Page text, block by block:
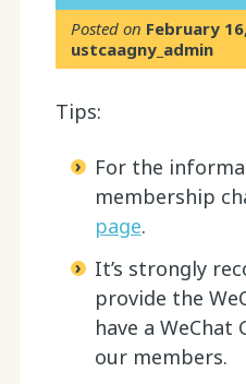
Posted on February
ustcaagny_admin
Tips:
For the
membership
page.
It’s strongly
provide the
have a WeChat
our members.